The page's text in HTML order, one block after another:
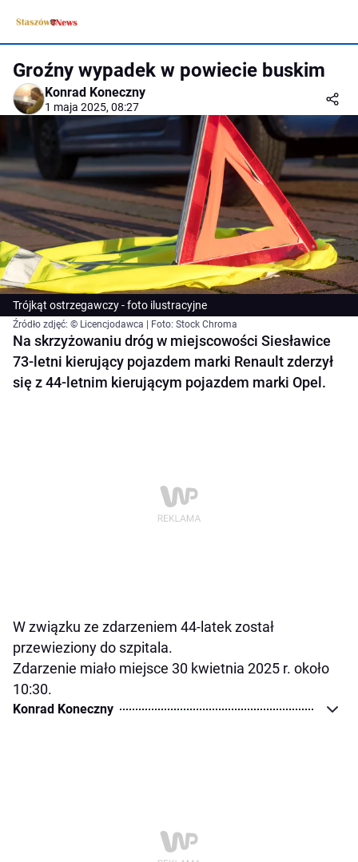
Groźny wypadek w powiecie buskim
Konrad Koneczny
1 maja 2025, 08:27
Trójkąt ostrzegawczy - foto ilustracyjne
Źródło zdjęć: © Licencjodawca | Foto: Stock Chroma
Na skrzyżowaniu dróg w miejscowości Siesławice
73-letni kierujący pojazdem marki Renault zderzył
się z 44-letnim kierującym pojazdem marki Opel.
W związku ze zdarzeniem 44-latek został
przewieziony do szpitala.
Zdarzenie miało miejsce 30 kwietnia 2025 r. około
10:30.
Konrad Koneczny